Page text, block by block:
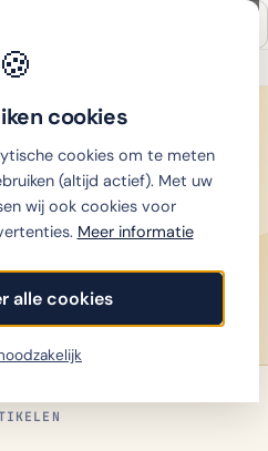
🍪
cookies
cookies om te meten
(altijd actief). Met uw
wij ook cookies voor
Meer informatie
alle cookies
partner
artikelen
redactie — geen